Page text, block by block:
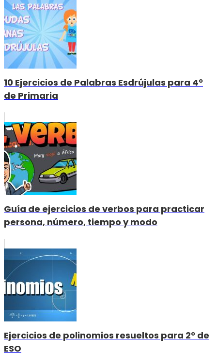
10 Ejercicios de Palabras Esdrújulas para 4º
de Primaria
Guía de ejercicios de verbos para practicar
persona, número, tiempo y modo
Ejercicios de polinomios resueltos para 2º de
ESO